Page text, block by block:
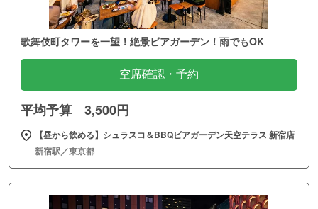
歌舞伎町タワーを一望！絶景ビアガーデン！雨でもOK
空席確認・予約
平均予算 3,500円
【昼から飲める】シュラスコ＆BBQビアガーデン天空テラス 新宿店
新宿駅／東京都